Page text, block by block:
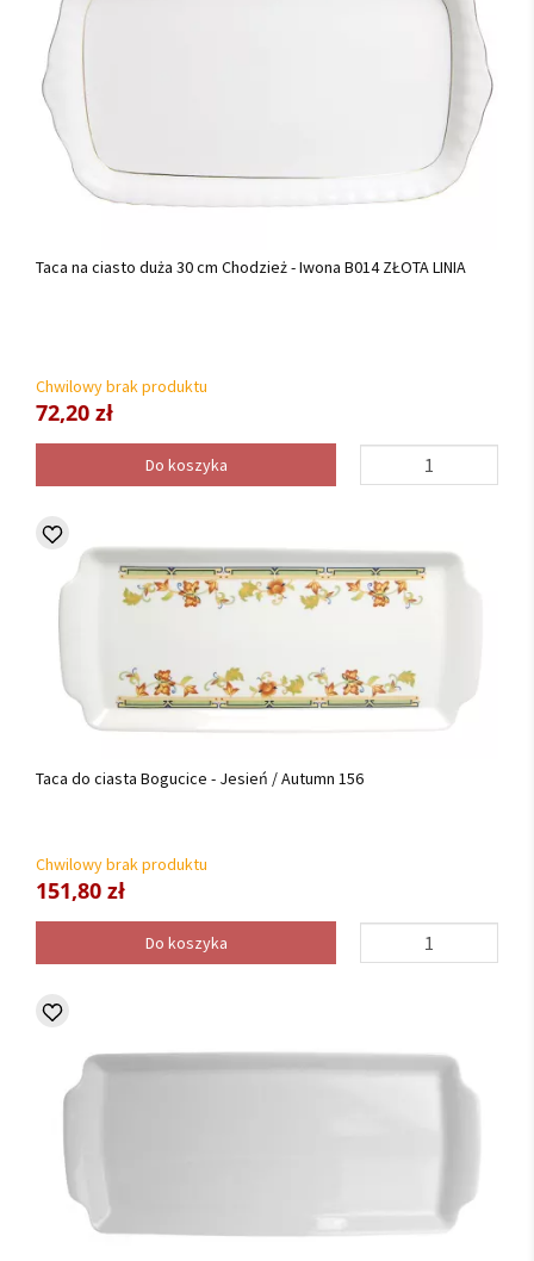
Taca na ciasto duża 30 cm Chodzież - Iwona B014 ZŁOTA LINIA
Chwilowy brak produktu
72,20 zł
Do koszyka
Taca do ciasta Bogucice - Jesień / Autumn 156
Chwilowy brak produktu
151,80 zł
Do koszyka